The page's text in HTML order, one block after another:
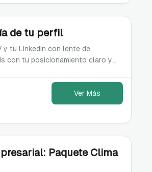
de tu perfil
y tu LinkedIn con lente de
con tu posicionamiento claro y
Ver Más
Paquete Clima